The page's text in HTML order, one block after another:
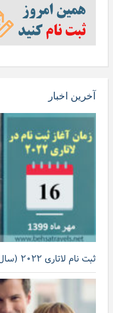
آخرین اخبار
ثبت نام لاتاری ۲۰۲۲ (سال ۱۳۹۹)